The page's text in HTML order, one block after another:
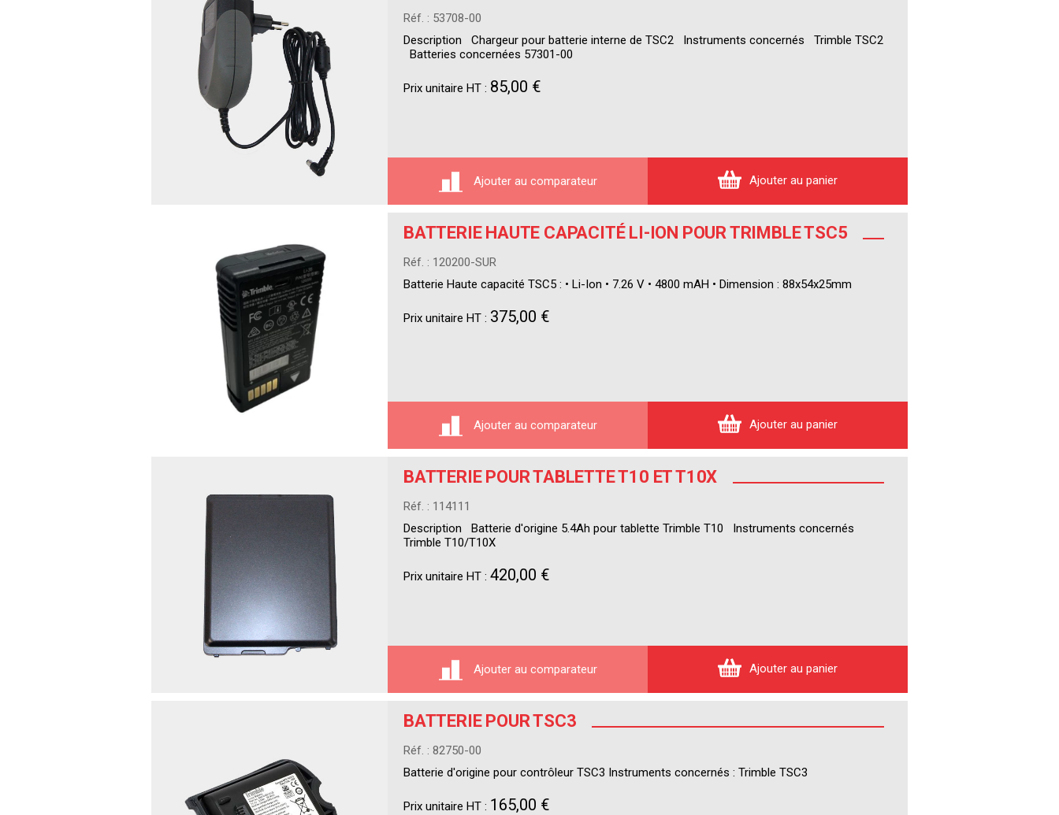
Réf. : 53708-00
Description Chargeur pour batterie interne de TSC2 Instruments concernés Trimble TSC2
Batteries concernées 57301-00
Prix unitaire HT : 85,00 €
Ajouter au comparateur Ajouter au panier
BATTERIE HAUTE CAPACITÉ LI-ION POUR TRIMBLE TSC5
Réf. : 120200-SUR
Batterie Haute capacité TSC5 : • Li-Ion • 7.26 V • 4800 mAH • Dimension : 88x54x25mm
Prix unitaire HT : 375,00 €
Ajouter au comparateur Ajouter au panier
BATTERIE POUR TABLETTE T10 ET T10X
Réf. : 114111
Description Batterie d'origine 5.4Ah pour tablette Trimble T10 Instruments concernés
Trimble T10/T10X
Prix unitaire HT : 420,00 €
Ajouter au comparateur Ajouter au panier
BATTERIE POUR TSC3
Réf. : 82750-00
Batterie d'origine pour contrôleur TSC3 Instruments concernés : Trimble TSC3
Prix unitaire HT : 165,00 €